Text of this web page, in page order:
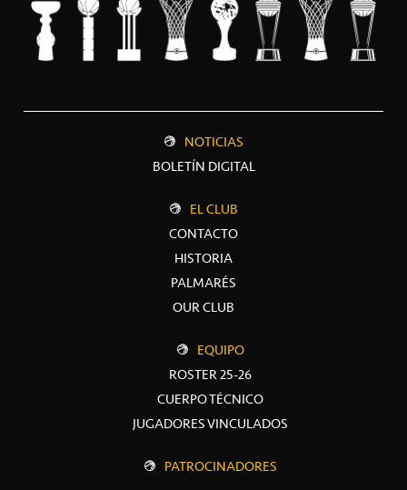
NOTICIAS
BOLETÍN DIGITAL
EL CLUB
CONTACTO
HISTORIA
PALMARÉS
OUR CLUB
EQUIPO
ROSTER 25-26
CUERPO TÉCNICO
JUGADORES VINCULADOS
PATROCINADORES